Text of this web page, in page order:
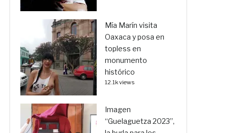
Mía Marín visita
Oaxaca y posa en
topless en
monumento
histórico
12.1k views
Imagen
“Guelaguetza 2023”,